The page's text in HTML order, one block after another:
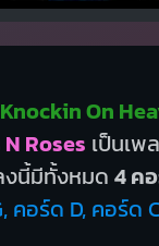
On
Roses เป็นเพ
งนี้มีทั้งหมด4 ค
คอร์ด D, คอร์ด